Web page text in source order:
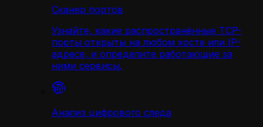
Сканер портов
Узнайте, какие распространённые TCP-
порты открыты на любом хосте или IP-
адресе, и определите работающие за
ними сервисы.
Анализ цифрового следа